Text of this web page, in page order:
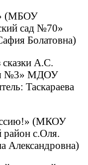
(МБОУ
сад №70»
Болатовна)
А.С.
№3» МДОУ
Таскараева
(МКОУ
с.Оля.
Александровна)